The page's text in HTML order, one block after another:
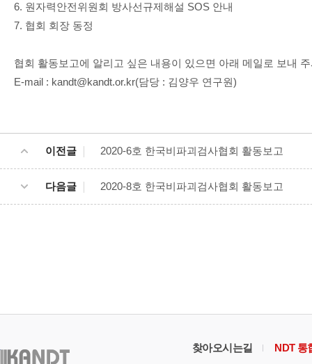
6. 원자력안전위원회 방사선규제해설 SOS 안내
7. 협회 회장 동정
협회 활동보고에 알리고 싶은 내용이 있으면 아래 메일로 보내
E-mail : kandt@kandt.or.kr(담당 : 김양우 연구원)
이전글 2020-6호 한국비파괴검사협회 활동보고
다음글 2020-8호 한국비파괴검사협회 활동보고
찾아오시는길 NDT 통